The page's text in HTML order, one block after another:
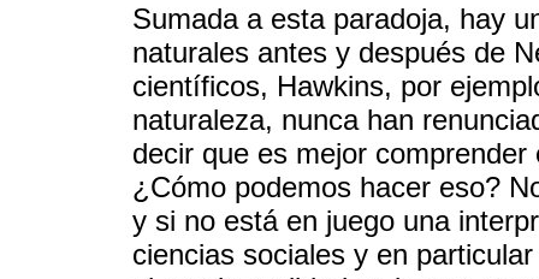
Sumada a esta paradoja, hay
naturales antes y después de
científicos, Hawkins, por
naturaleza, nunca han
decir que es mejor
¿Cómo podemos hacer eso?
y si no está en juego una
ciencias sociales y en